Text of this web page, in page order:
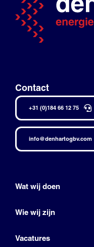
Contact
+31 (0)184 66 12 75
info@denhartogbv.com
Wat wij doen
Wie wij zijn
Vacatures